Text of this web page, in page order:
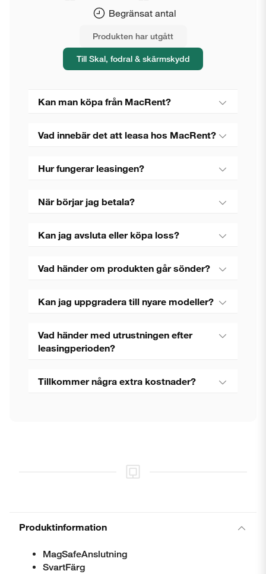
Begränsat antal
Produkten har utgått
Till Skal, fodral & skärmskydd
Kan man köpa från MacRent?
Vad innebär det att leasa hos MacRent?
Hur fungerar leasingen?
När börjar jag betala?
Kan jag avsluta eller köpa loss?
Vad händer om produkten går sönder?
Kan jag uppgradera till nyare modeller?
Vad händer med utrustningen efter
leasingperioden?
Tillkommer några extra kostnader?
Produktinformation
MagSafeAnslutning
SvartFärg